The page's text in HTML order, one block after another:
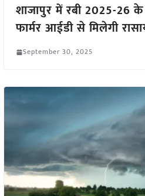
शाजापुर में रबी 2025-26
फार्मर आईडी से मिलेगी
September 30, 2025